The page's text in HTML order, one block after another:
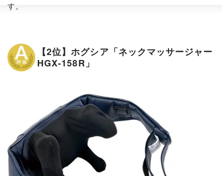
す。
【2位】ホグシア「ネックマッサージャー
HGX-158R」